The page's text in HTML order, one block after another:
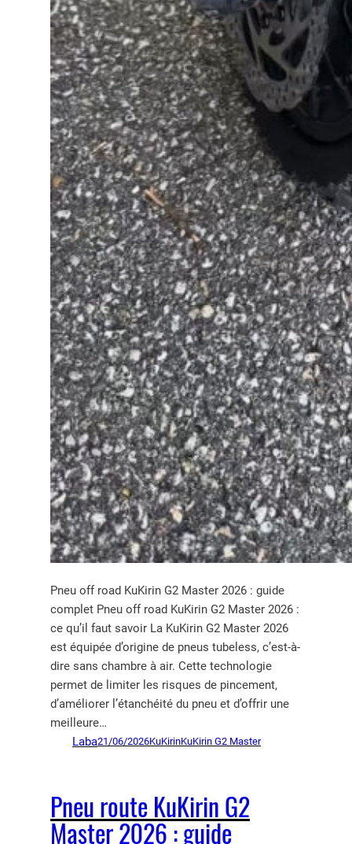
Pneu off road KuKirin G2 Master 2026 : guide
complet Pneu off road KuKirin G2 Master 2026 :
ce qu’il faut savoir La KuKirin G2 Master 2026
est équipée d’origine de pneus tubeless, c’est-à-
dire sans chambre à air. Cette technologie
permet de limiter les risques de pincement,
d’améliorer l’étanchéité du pneu et d’offrir une
meilleure…
Laba21/06/2026KuKirinKuKirin G2 Master
Pneu route KuKirin G2
Master 2026 : guide